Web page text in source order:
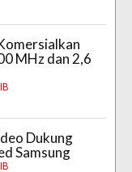
MHz dan 2,6
Dukung
Samsung